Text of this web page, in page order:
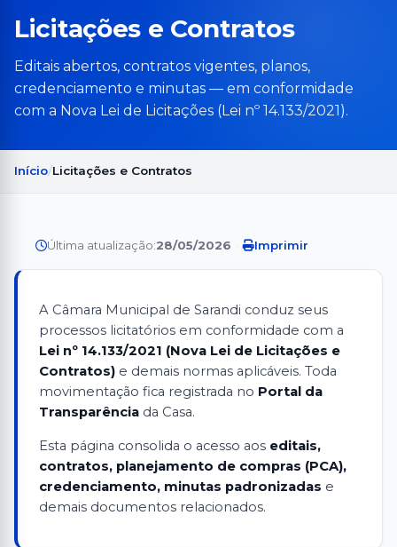
Licitações e Contratos
Editais abertos, contratos vigentes, planos,
credenciamento e minutas — em conformidade
com a Nova Lei de Licitações (Lei nº 14.133/2021).
Início Licitações e Contratos
Última atualização:28/05/2026 · Imprimir
A Câmara Municipal de Sarandi conduz seus
processos licitatórios em conformidade com a
Lei nº 14.133/2021 (Nova Lei de Licitações e
Contratos) e demais normas aplicáveis. Toda
movimentação fica registrada no Portal da
Transparência da Casa.
Esta página consolida o acesso aos editais,
contratos, planejamento de compras (PCA),
credenciamento, minutas padronizadas e
demais documentos relacionados.